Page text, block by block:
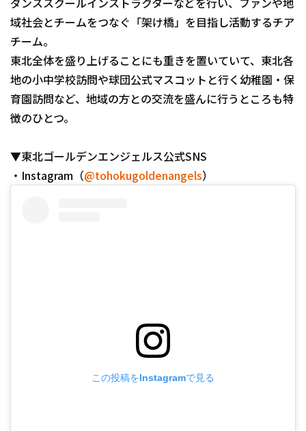
域社会とチームをつなぐ「架け橋」を目指し活動するチア
チーム。
東北全体を盛り上げることにも重きを置いていて、東北各
地の小中学校訪問や球団公式マスコットと行く幼稚園・保
育園訪問など、地域の方との交流を盛んに行うところも特
徴のひとつ。
▼東北ゴールデンエンジェルス公式SNS
・Instagram（@tohokugoldenangels）
この投稿をInstagramで見る